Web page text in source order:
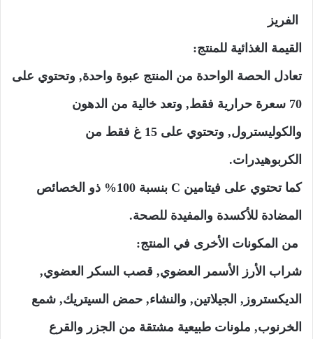
الفريز
القيمة الغذائية للمنتج:
تعادل الحصة الواحدة من المنتج عبوة واحدة, وتحتوي على
70 سعرة حرارية فقط, وتعد خالية من الدهون
والكوليسترول, وتحتوي على 15 غ فقط من
الكربوهيدرات.
كما تحتوي على فيتامين C بنسبة 100% ذو الخصائص
المضادة للأكسدة والمفيدة للصحة.
من المكونات الأخرى في المنتج:
شراب الأرز الأسمر العضوي, قصب السكر العضوي,
الديكستروز, الجيلاتين, والنشاء, حمض السيتريك, شمع
الخرنوب, ملونات طبيعية مشتقة من الجزر والقرع